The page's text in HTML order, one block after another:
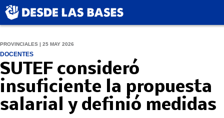
PROVINCIALES | 25 MAY 2026
DOCENTES
SUTEF consideró
insuficiente la propuesta
salarial y definió medidas